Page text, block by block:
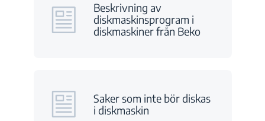
Beskrivning av
diskmaskinsprogram i
diskmaskiner från Beko
Saker som inte bör diskas
i diskmaskin